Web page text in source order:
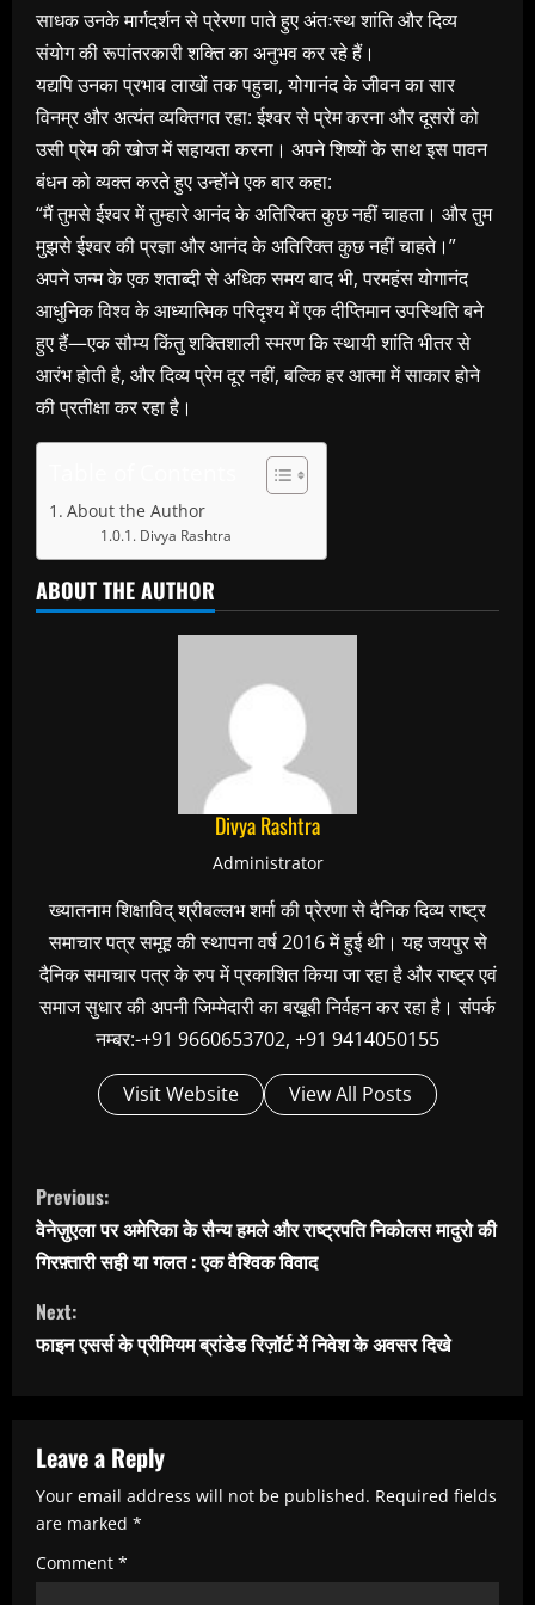
साधक उनके मार्गदर्शन से प्रेरणा पाते हुए अंतःस्थ शांति और दिव्य
संयोग की रूपांतरकारी शक्ति का अनुभव कर रहे हैं।
यद्यपि उनका प्रभाव लाखों तक पहुचा, योगानंद के जीवन का सार
विनम्र और अत्यंत व्यक्तिगत रहा: ईश्वर से प्रेम करना और दूसरों को
उसी प्रेम की खोज में सहायता करना। अपने शिष्यों के साथ इस पावन
बंधन को व्यक्त करते हुए उन्होंने एक बार कहा:
“मैं तुमसे ईश्वर में तुम्हारे आनंद के अतिरिक्त कुछ नहीं चाहता। और तुम
मुझसे ईश्वर की प्रज्ञा और आनंद के अतिरिक्त कुछ नहीं चाहते।”
अपने जन्म के एक शताब्दी से अधिक समय बाद भी, परमहंस योगानंद
आधुनिक विश्व के आध्यात्मिक परिदृश्य में एक दीप्तिमान उपस्थिति बने
हुए हैं—एक सौम्य किंतु शक्तिशाली स्मरण कि स्थायी शांति भीतर से
आरंभ होती है, और दिव्य प्रेम दूर नहीं, बल्कि हर आत्मा में साकार होने
की प्रतीक्षा कर रहा है।
About the Author
Divya Rashtra
ABOUT THE AUTHOR
Divya Rashtra
Administrator
ख्यातनाम शिक्षाविद् श्रीबल्लभ शर्मा की प्रेरणा से दैनिक दिव्य राष्ट्र
समाचार पत्र समूह की स्थापना वर्ष 2016 में हुई थी। यह जयपुर से
दैनिक समाचार पत्र के रुप में प्रकाशित किया जा रहा है और राष्ट्र एवं
समाज सुधार की अपनी जिम्मेदारी का बखूबी निर्वहन कर रहा है। संपर्क
नम्बर:-+91 9660653702, +91 9414050155
Visit Website View All Posts
C
o
n
t
i
e
R
e
a
Previous:
वेनेज़ुएला पर अमेरिका के सैन्य हमले और राष्ट्रपति निकोलस मादुरो की
गिरफ़्तारी सही या गलत : एक वैश्विक विवाद
Next:
फाइन एसर्स के प्रीमियम ब्रांडेड रिज़ॉर्ट में निवेश के अवसर दिखे
Leave a Reply
Your email address will not be published. Required fields
are marked *
Comment *